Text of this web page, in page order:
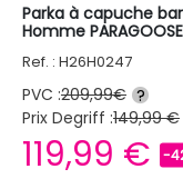
Parka à capuche
Homme PARAGOOSE
Ref. : H26H0247
PVC :209,99€ ?
Prix Degriff :149,99 €
119,99 € -